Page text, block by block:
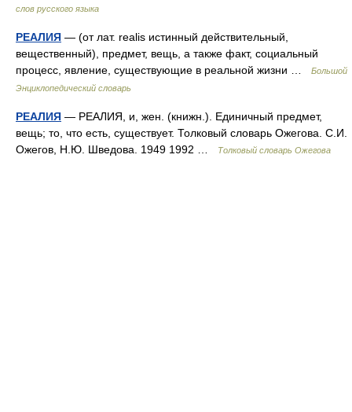
слов русского языка
РЕАЛИЯ — (от лат. realis истинный действительный,
вещественный), предмет, вещь, а также факт, социальный
процесс, явление, существующие в реальной жизни …
Большой
Энциклопедический словарь
РЕАЛИЯ — РЕАЛИЯ, и, жен. (книжн.). Единичный предмет,
вещь; то, что есть, существует. Толковый словарь Ожегова. С.И.
Ожегов, Н.Ю. Шведова. 1949 1992 …
Толковый словарь Ожегова